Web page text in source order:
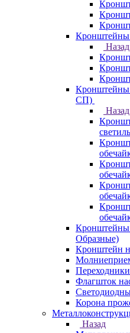
Назад
Кронштейны
СП)
Назад
Образные)
Кронштейн
Флагшток
Корона
Назад